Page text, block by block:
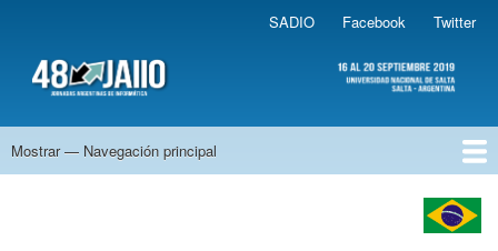
Pasar
SADIO Facebook Twitter
48 JAIIO
Navegación
Mostrar — Navegación principal